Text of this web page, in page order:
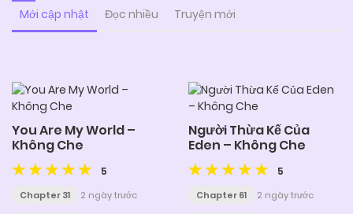
Mới cập nhật Đọc nhiều Truyện mới
You Are My World –
Không Che
5
Chapter 31 2 ngày trước
Người Thừa Kế Của
Eden – Không Che
5
Chapter 61 2 ngày trước